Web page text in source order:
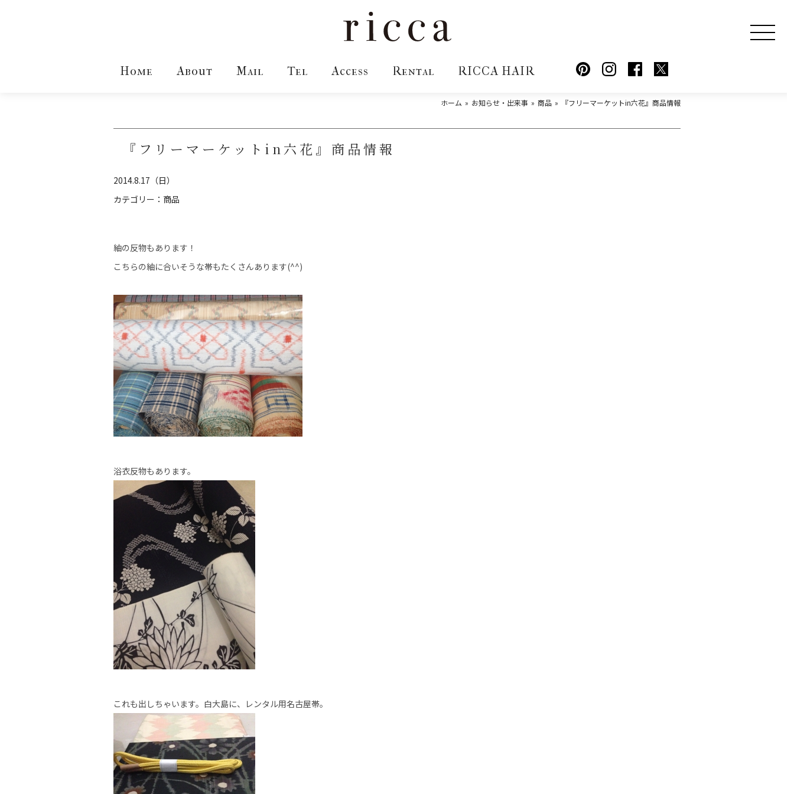
Home About Mail Tel Access Rental RICCA HAIR
ホーム お知らせ・出来事 商品 『フリーマーケットin六花』商品情報
『フリーマーケットin六花』商品情報
2014.8.17（日）
カテゴリー： 商品
紬の反物もあります！
こちらの紬に合いそうな帯もたくさんあります(^^)
浴衣反物もあります。
これも出しちゃいます。白大島に、レンタル用名古屋帯。